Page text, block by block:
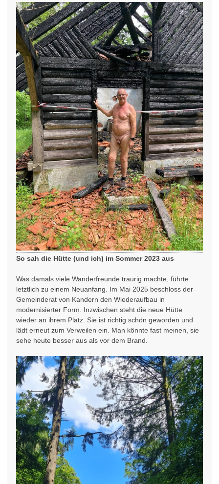
So sah die Hütte (und ich) im Sommer 2023 aus
Was damals viele Wanderfreunde traurig machte, führte
letztlich zu einem Neuanfang. Im Mai 2025 beschloss der
Gemeinderat von Kandern den Wiederaufbau in
modernisierter Form. Inzwischen steht die neue Hütte
wieder an ihrem Platz. Sie ist richtig schön geworden und
lädt erneut zum Verweilen ein. Man könnte fast meinen, sie
sehe heute besser aus als vor dem Brand.